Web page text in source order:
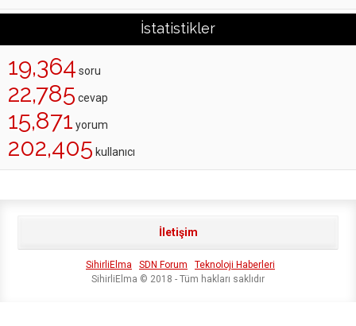
İstatistikler
19,364 soru
22,785 cevap
15,871 yorum
202,405 kullanıcı
İletişim
SihirliElma SDN Forum
Teknoloji Haberleri
SihirliElma © 2018 - Tüm hakları saklıdır